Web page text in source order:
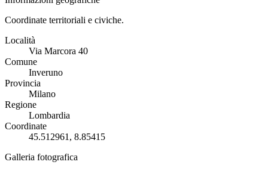
Coordinate territoriali e civiche.
Località
Via Marcora 40
Comune
Inveruno
Provincia
Milano
Regione
Lombardia
Coordinate
45.512961, 8.85415
Galleria fotografica